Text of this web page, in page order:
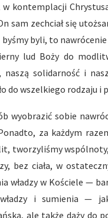
w kontemplacji
sam zechciał się
byśmy byli, to
lud Boży do
naszą solidarność i
do wszelkiego rodzaju i
wyobrazić sobie
za każdym
tworzyliśmy
bez ciała, w
władzy w Kościele —
władzy i sumienia —
ale także dąży do